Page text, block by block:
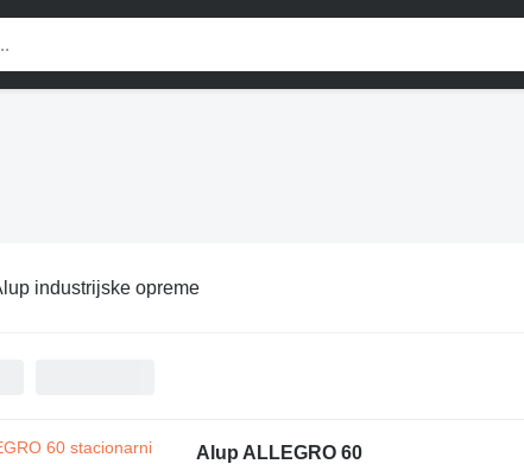
industrijske opreme
Alup ALLEGRO 60